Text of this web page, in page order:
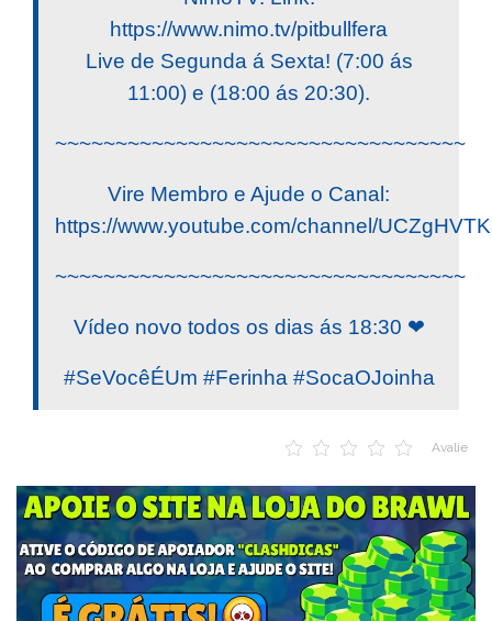
https://www.nimo.tv/pitbullfera
Live de Segunda á Sexta! (7:00 ás
11:00) e (18:00 ás 20:30).
~~~~~~~~~~~~~~~~~~~~~~~~~~~~~~~~~~
Vire Membro e Ajude o Canal:
https://www.youtube.com/channel/
~~~~~~~~~~~~~~~~~~~~~~~~~~~~~~~~~~
Vídeo novo todos os dias ás 18:30 ❤
#SeVocêÉUm #Ferinha #SocaOJoinha
Avalie